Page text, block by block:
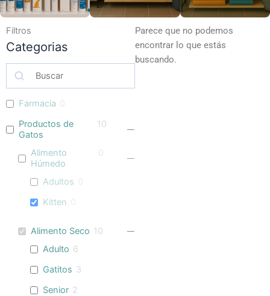
Filtros
Categorias
Farmacia 0
Productos de
Gatos
10
Alimento
Húmedo
0
Adultos
Kitten
Alimento Seco 10
Adulto 6
Gatitos 3
Senior 2
Parece que no podemos
encontrar lo que estás
buscando.